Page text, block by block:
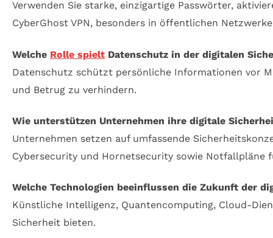
Verwenden Sie starke, einzigartige Passwörter,
CyberGhost VPN, besonders in öffentlichen
Welche Rolle spielt Datenschutz in der digitalen
Datenschutz schützt persönliche Informationen vor
und Betrug zu verhindern.
Wie unterstützen Unternehmen ihre digitale
Unternehmen setzen auf umfassende
Cybersecurity und Hornetsecurity sowie Notfallpläne
Welche Technologien beeinflussen die Zukunft der
Künstliche Intelligenz, Quantencomputing, Cloud-
Sicherheit bieten.